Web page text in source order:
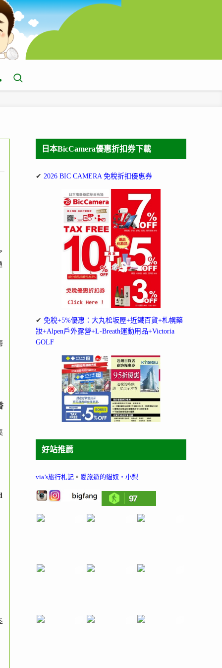
日本BicCamera優惠折扣券下載
✔ 2026 BIC CAMERA 免稅折扣優惠券
✔ 免稅+5%優惠：大丸松坂屋+近鐵百貨+札幌藥
妝+Alpen戶外露營+L-Breath運動用品+Victoria
GOLF
好站推薦
via’s旅行札記 。 愛旅遊的貓奴‧小梨
97